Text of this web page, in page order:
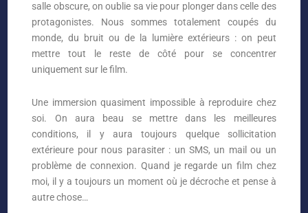
salle obscure, on oublie sa vie pour plonger dans celle des
protagonistes. Nous sommes totalement coupés du
monde, du bruit ou de la lumière extérieurs : on peut
mettre tout le reste de côté pour se concentrer
uniquement sur le film.
Une immersion quasiment impossible à reproduire chez
soi. On aura beau se mettre dans les meilleures
conditions, il y aura toujours quelque sollicitation
extérieure pour nous parasiter : un SMS, un mail ou un
problème de connexion. Quand je regarde un film chez
moi, il y a toujours un moment où je décroche et pense à
autre chose…